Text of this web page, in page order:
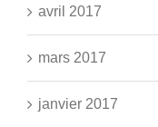
avril 2017
mars 2017
janvier 2017